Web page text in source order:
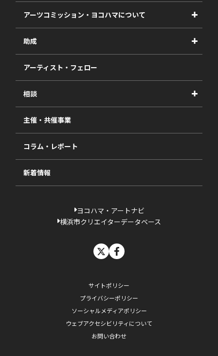
アーツコミッション・ヨコハマについて
事業紹介
事業報告書
助成
2027年度
2026年度
2025年度
2024年度
2023年度
過去の採択一覧
アーティスト・フェロー
相談
視察・ヒアリング・研究
相談依頼フォーム
主催・共催事業
コラム・レポート
新着情報
ヨコハマ・アートナビ
横浜市クリエイターデータベース
サイトポリシー
プライバシーポリシー
ソーシャルメディアポリシー
ウェブアクセシビリティについて
お問い合わせ